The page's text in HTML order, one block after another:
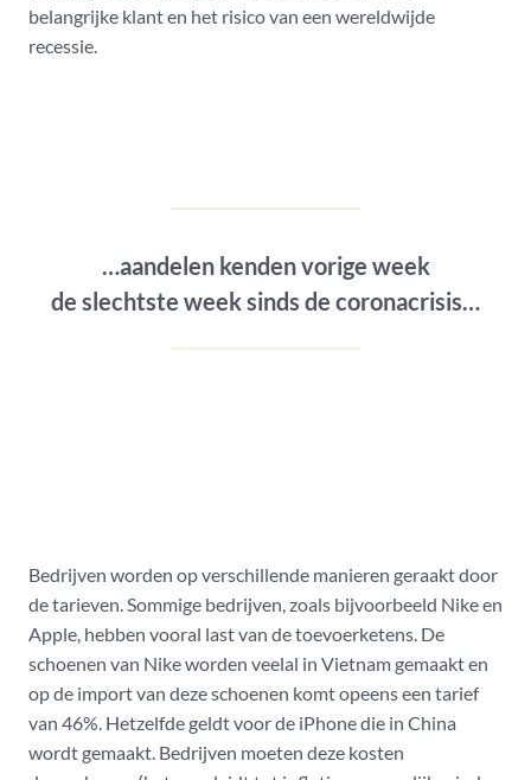
belangrijke klant en het risico van een wereldwijde
recessie.
…aandelen kenden vorige week
de slechtste week sinds de coronacrisis…
Bedrijven worden op verschillende manieren geraakt door
de tarieven. Sommige bedrijven, zoals bijvoorbeeld Nike en
Apple, hebben vooral last van de toevoerketens. De
schoenen van Nike worden veelal in Vietnam gemaakt en
op de import van deze schoenen komt opeens een tarief
van 46%. Hetzelfde geldt voor de iPhone die in China
wordt gemaakt. Bedrijven moeten deze kosten